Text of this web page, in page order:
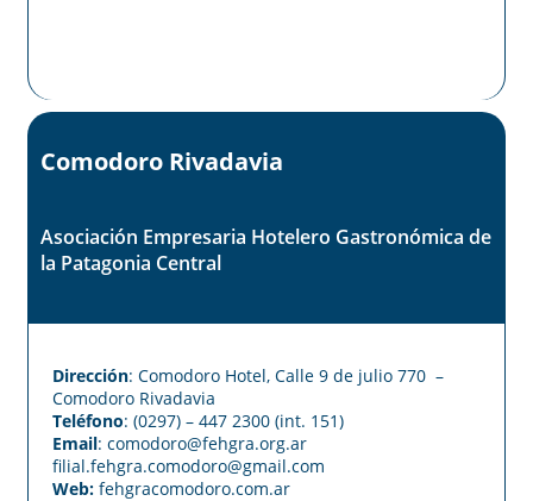
Comodoro Rivadavia
Asociación Empresaria Hotelero Gastronómica de
la Patagonia Central
Dirección: Comodoro Hotel, Calle 9 de julio 770 –
Comodoro Rivadavia
Teléfono: (0297) – 447 2300 (int. 151)
Email: comodoro@fehgra.org.ar
filial.fehgra.comodoro@gmail.com
Web: fehgracomodoro.com.ar